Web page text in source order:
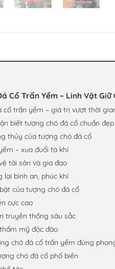
Cổ Trấn Yểm – Linh Vật
cổ trấn yểm – giá trị vượt thời
biết tượng chó đá cổ chuẩn đẹp
thủy của tượng chó đá cổ
– xua đuổi tà khí
tài sản và gia đạo
lại bình an, phúc khí
của tượng chó đá cổ
cực cao
truyền thống sâu sắc
mỹ độc đáo
chó đá cổ trấn yểm đúng
chó đá cổ phổ biến